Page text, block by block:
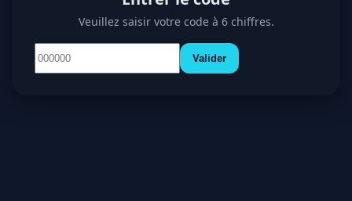
Veuillez saisir votre code à 6 chiffres.
Valider